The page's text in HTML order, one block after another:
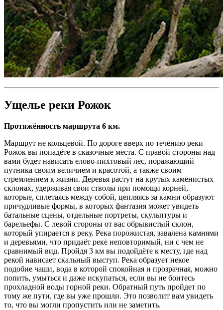
Ущелье реки Рожок
Протяжённость маршрута 6 км.
Маршрут не кольцевой. По дороге вверх по течению реки
Рожок вы попадёте в сказочные места. С правой стороны над
вами будет нависать елово-пихтовый лес, поражающий
путника своим величием и красотой, а также своим
стремлением к жизни. Деревья растут на крутых каменистых
склонах, удерживая свои стволы при помощи корней,
которые, сплетаясь между собой, цепляясь за камни образуют
причудливые формы, в которых фантазия может увидеть
батальные сцены, отдельные портреты, скульптуры и
барельефы. С левой стороны от вас обрывистый склон,
который упирается в реку. Река порожистая, завалена камнями
и деревьями, что придаёт реке неповторимый, ни с чем не
сравнимый вид. Пройдя 3 км вы подойдёте к месту, где над
рекой нависает скальный выступ. Река образует некое
подобие чаши, вода в которой спокойная и прозрачная, можно
попить, умыться и даже искупаться, если вы не боитесь
прохладной воды горной реки. Обратный путь пройдет по
тому же пути, где вы уже прошли. Это позволит вам увидеть
то, что вы могли пропустить или не заметить.